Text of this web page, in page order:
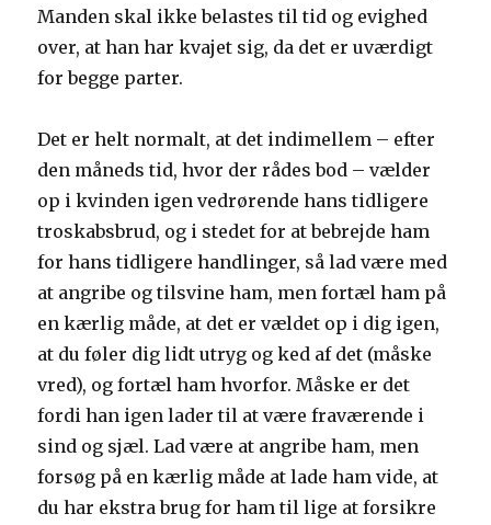
Manden skal ikke belastes til tid og evighed
over, at han har kvajet sig, da det er uværdigt
for begge parter.
Det er helt normalt, at det indimellem – efter
den måneds tid, hvor der rådes bod – vælder
op i kvinden igen vedrørende hans tidligere
troskabsbrud, og i stedet for at bebrejde ham
for hans tidligere handlinger, så lad være med
at angribe og tilsvine ham, men fortæl ham på
en kærlig måde, at det er vældet op i dig igen,
at du føler dig lidt utryg og ked af det (måske
vred), og fortæl ham hvorfor. Måske er det
fordi han igen lader til at være fraværende i
sind og sjæl. Lad være at angribe ham, men
forsøg på en kærlig måde at lade ham vide, at
du har ekstra brug for ham til lige at forsikre